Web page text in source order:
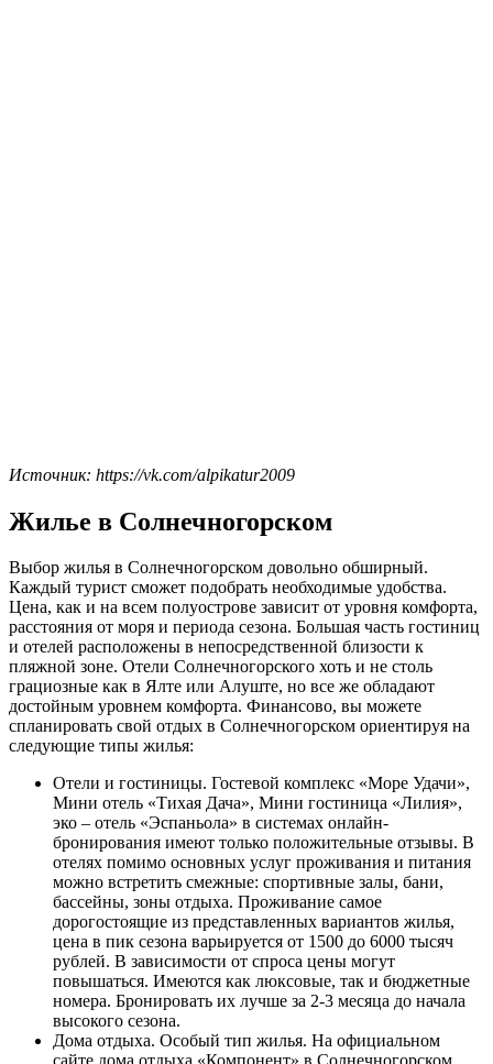
Источник: https://vk.com/alpikatur2009
Жилье в Солнечногорском
Выбор жилья в Солнечногорском довольно обширный.
Каждый турист сможет подобрать необходимые удобства.
Цена, как и на всем полуострове зависит от уровня комфорта,
расстояния от моря и периода сезона. Большая часть гостиниц
и отелей расположены в непосредственной близости к
пляжной зоне. Отели Солнечногорского хоть и не столь
грациозные как в Ялте или Алуште, но все же обладают
достойным уровнем комфорта. Финансово, вы можете
спланировать свой отдых в Солнечногорском ориентируя на
следующие типы жилья:
Отели и гостиницы. Гостевой комплекс «Море Удачи»,
Мини отель «Тихая Дача», Мини гостиница «Лилия»,
эко – отель «Эспаньола» в системах онлайн-
бронирования имеют только положительные отзывы. В
отелях помимо основных услуг проживания и питания
можно встретить смежные: спортивные залы, бани,
бассейны, зоны отдыха. Проживание самое
дорогостоящие из представленных вариантов жилья,
цена в пик сезона варьируется от 1500 до 6000 тысяч
рублей. В зависимости от спроса цены могут
повышаться. Имеются как люксовые, так и бюджетные
номера. Бронировать их лучше за 2-3 месяца до начала
высокого сезона.
Дома отдыха. Особый тип жилья. На официальном